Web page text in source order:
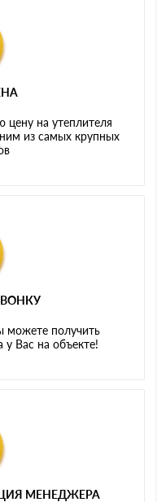
на утеплителя
из самых крупных
можете получить
у Вас на объекте!
МЕНЕДЖЕРА